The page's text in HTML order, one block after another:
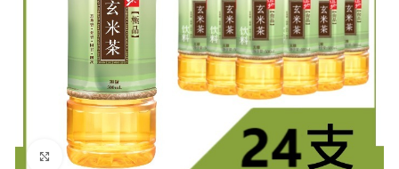
Click to enlarge